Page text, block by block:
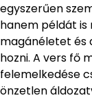
egyszerűen
hanem példát
magánéletet és
hozni. A vers fő
felemelkedése
önzetlen